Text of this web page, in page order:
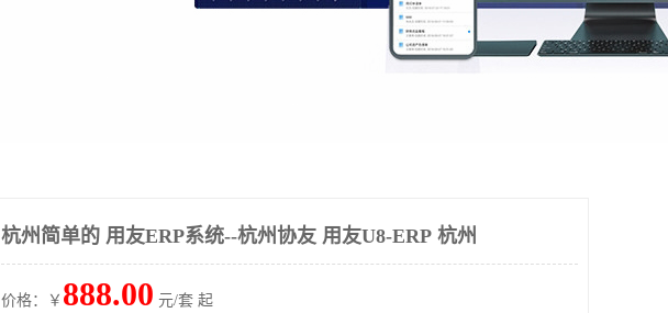
杭州简单的 用友ERP系统--杭州协友 用友U8-ERP 杭州
价格：￥ 888.00 元/套 起